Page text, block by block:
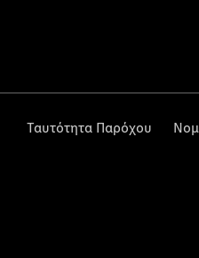
Ταυτότητα Παρόχου